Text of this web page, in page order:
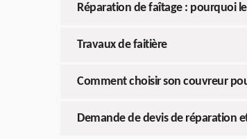
Réparation de faîtage : pourquoi
Travaux de faitière
Comment choisir son couvreur
Demande de devis de réparation